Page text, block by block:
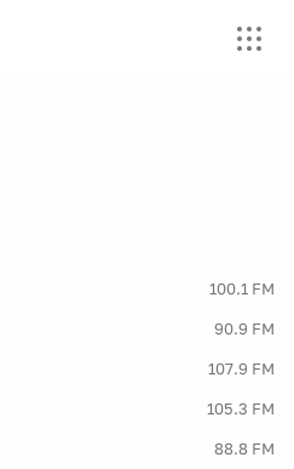
100.1 FM
90.9 FM
107.9 FM
105.3 FM
88.8 FM